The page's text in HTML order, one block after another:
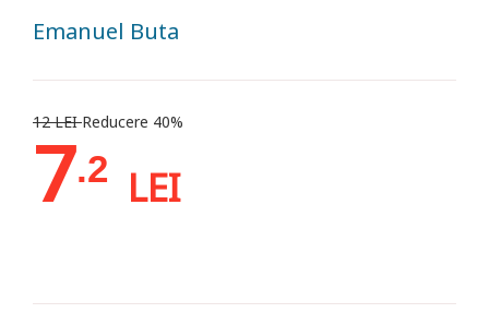
Emanuel Buta
12 LEIReducere 40%
7.2 LEI